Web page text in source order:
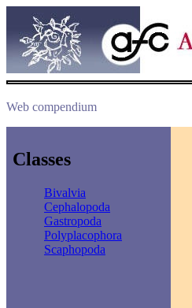
Web compendium
Classes
Bivalvia
Cephalopoda
Gastropoda
Polyplacophora
Scaphopoda